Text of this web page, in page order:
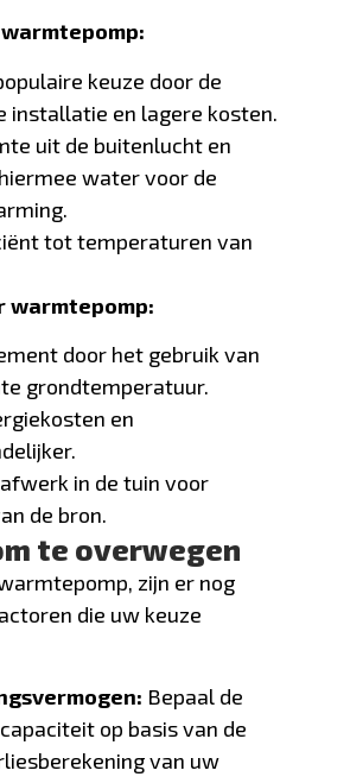
keuze door de
installatie en lagere kosten.
uit de buitenlucht en
water voor de
tot temperaturen van
warmtepomp:
door het gebruik van
grondtemperatuur.
en
in de tuin voor
de bron.
te overwegen
zijn er nog
die uw keuze
Bepaal de
op basis van de
van uw